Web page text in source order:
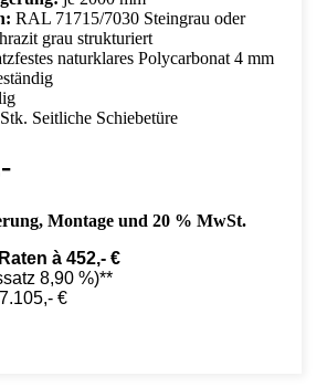
RAL 71715/7030 Steingrau oder
grau strukturiert
naturklares Polycarbonat 4 mm
Seitliche Schiebetüre
Montage und 20 % MwSt.
à 452,- €
8,90 %)**
€